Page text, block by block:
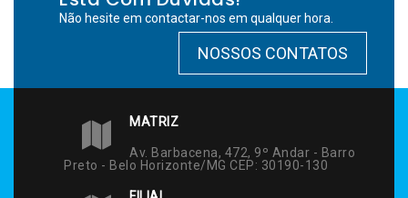
Não hesite em contactar-nos em qualquer hora.
NOSSOS CONTATOS
MATRIZ
Av. Barbacena, 472, 9º Andar - Barro
Preto - Belo Horizonte/MG CEP: 30190-130